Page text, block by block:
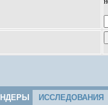
ИССЛЕДОВАНИЯ